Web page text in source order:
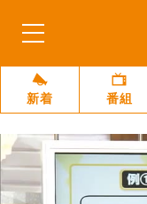
新着 番組